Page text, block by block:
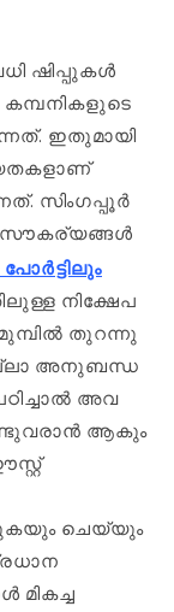
ഷിപ്പുകൾ
ഇതുമായി
സിംഗപ്പൂർ
സൗകര്യങ്ങൾ
പോർട്ടിലും
നിക്ഷേപ
തുറന്നു
അനുബന്ധ
അവ
ആകും
ചെയ്യും
മികച്ച